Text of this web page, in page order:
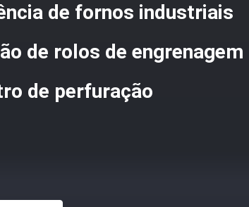
de fornos industriais
de rolos de engrenagem
de perfuração